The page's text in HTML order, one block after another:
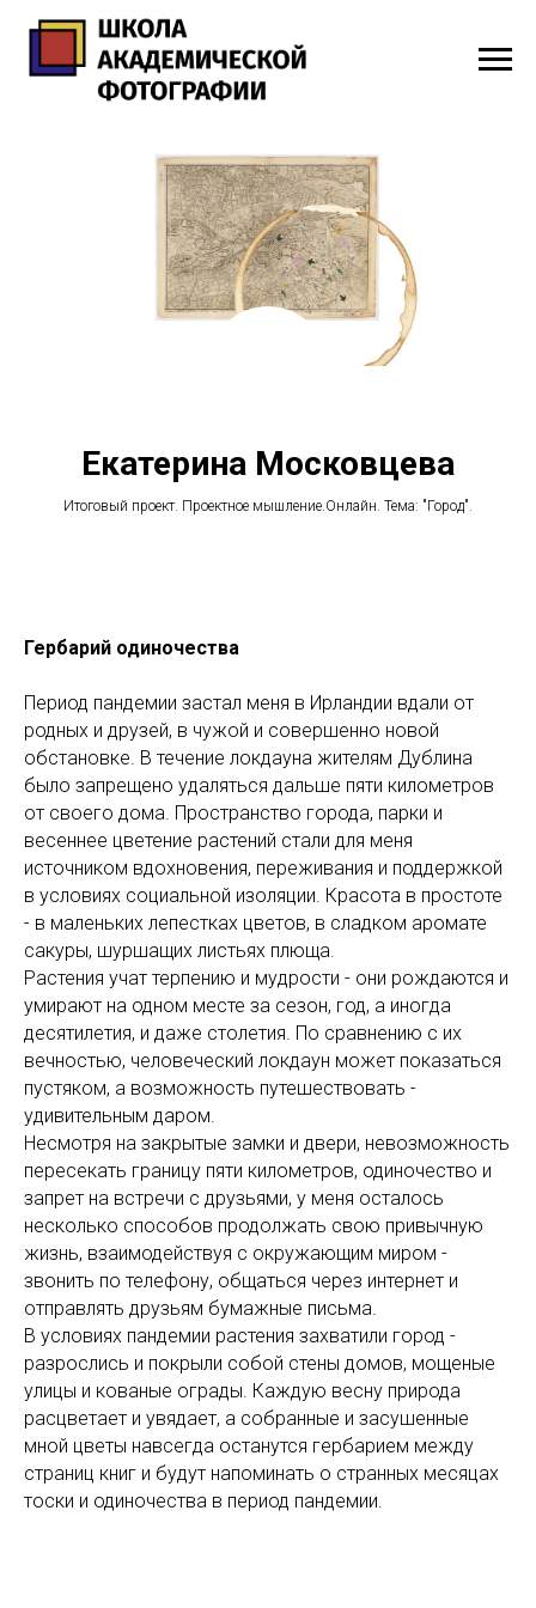
Екатерина Московцева
Итоговый проект. Проектное мышление.Онлайн. Тема: "Город".
Гербарий одиночества
Период пандемии застал меня в Ирландии вдали от
родных и друзей, в чужой и совершенно новой
обстановке. В течение локдауна жителям Дублина
было запрещено удаляться дальше пяти километров
от своего дома. Пространство города, парки и
весеннее цветение растений стали для меня
источником вдохновения, переживания и поддержкой
в условиях социальной изоляции. Красота в простоте
- в маленьких лепестках цветов, в сладком аромате
сакуры, шуршащих листьях плюща.
Растения учат терпению и мудрости - они рождаются и
умирают на одном месте за сезон, год, а иногда
десятилетия, и даже столетия. По сравнению с их
вечностью, человеческий локдаун может показаться
пустяком, а возможность путешествовать -
удивительным даром.
Несмотря на закрытые замки и двери, невозможность
пересекать границу пяти километров, одиночество и
запрет на встречи с друзьями, у меня осталось
несколько способов продолжать свою привычную
жизнь, взаимодействуя с окружающим миром -
звонить по телефону, общаться через интернет и
отправлять друзьям бумажные письма.
В условиях пандемии растения захватили город -
разрослись и покрыли собой стены домов, мощеные
улицы и кованые ограды. Каждую весну природа
расцветает и увядает, а собранные и засушенные
мной цветы навсегда останутся гербарием между
страниц книг и будут напоминать о странных месяцах
тоски и одиночества в период пандемии.